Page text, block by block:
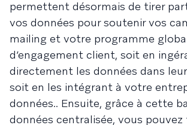
permettent désormais de tirer
vos données pour soutenir vos
mailing et votre programme
d’engagement client, soit en
directement les données dans
soit en les intégrant à votre
données.. Ensuite, grâce à cette
données centralisée, vous